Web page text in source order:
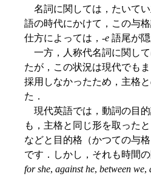
名詞に関しては，たいて
語の時代にかけて，この与
仕方によっては，-e 語尾が
一方，人称代名詞に関し
たが，この状況は現代でも
採用しなかったため，主格
た．
現代英語では，動詞の目的
も，主格と同じ形を取った
などと目的格（かつての与
です．しかし，それも時間
for she, against he, between we,